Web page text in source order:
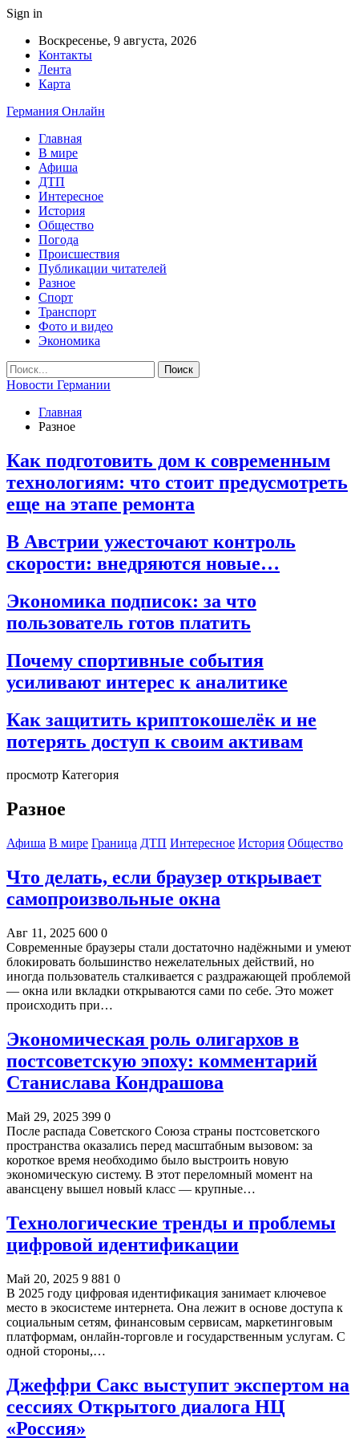
Sign in
Воскресенье, 9 августа, 2026
Контакты
Лента
Карта
Германия Онлайн
Главная
В мире
Афиша
ДТП
Интересное
История
Общество
Погода
Происшествия
Публикации читателей
Разное
Спорт
Транспорт
Фото и видео
Экономика
Новости Германии
Главная
Разное
Как подготовить дом к современным
технологиям: что стоит предусмотреть
еще на этапе ремонта
В Австрии ужесточают контроль
скорости: внедряются новые…
Экономика подписок: за что
пользователь готов платить
Почему спортивные события
усиливают интерес к аналитике
Как защитить криптокошелёк и не
потерять доступ к своим активам
просмотр Категория
Разное
Афиша В мире Граница ДТП Интересное История Общество
Что делать, если браузер открывает
самопроизвольные окна
Авг 11, 2025 600 0
Современные браузеры стали достаточно надёжными и умеют
блокировать большинство нежелательных действий, но
иногда пользователь сталкивается с раздражающей проблемой
— окна или вкладки открываются сами по себе. Это может
происходить при…
Экономическая роль олигархов в
постсоветскую эпоху: комментарий
Станислава Кондрашова
Май 29, 2025 399 0
После распада Советского Союза страны постсоветского
пространства оказались перед масштабным вызовом: за
короткое время необходимо было выстроить новую
экономическую систему. В этот переломный момент на
авансцену вышел новый класс — крупные…
Технологические тренды и проблемы
цифровой идентификации
Май 20, 2025 9 881 0
В 2025 году цифровая идентификация занимает ключевое
место в экосистеме интернета. Она лежит в основе доступа к
социальным сетям, финансовым сервисам, маркетинговым
платформам, онлайн-торговле и государственным услугам. С
одной стороны,…
Джеффри Сакс выступит экспертом на
сессиях Открытого диалога НЦ
«Россия»